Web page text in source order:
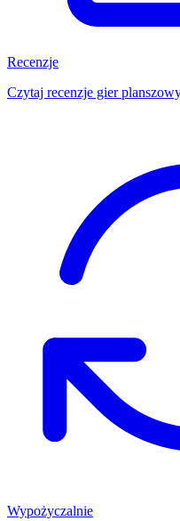
Recenzje
Czytaj recenzje gier
Wypożyczalnie